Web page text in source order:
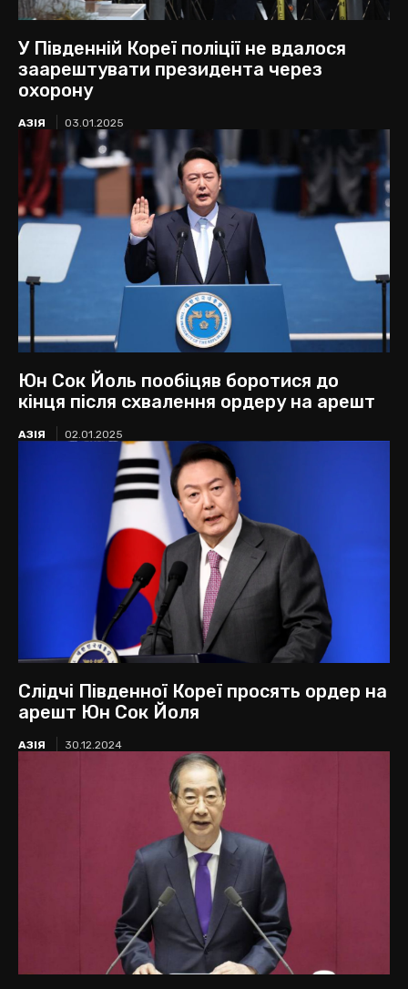
У Південній Кореї поліції не вдалося
заарештувати президента через
охорону
АЗІЯ 03.01.2025
Юн Сок Йоль пообіцяв боротися до
кінця після схвалення ордеру на арешт
АЗІЯ 02.01.2025
Слідчі Південної Кореї просять ордер на
арешт Юн Сок Йоля
АЗІЯ 30.12.2024